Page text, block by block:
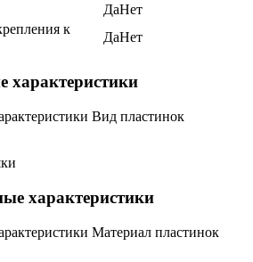
ДаНет
к
ДаНет
характеристики
Вид пластинок
характеристики
Материал пластинок